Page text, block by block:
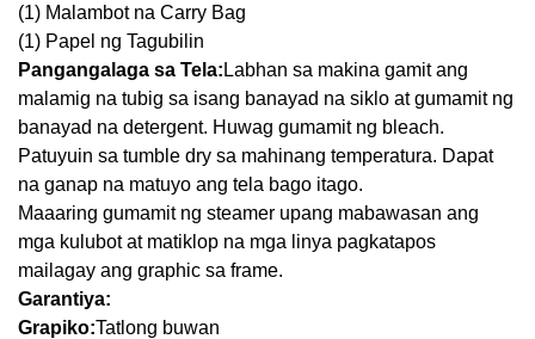
(1) Malambot na Carry Bag
(1) Papel ng Tagubilin
Pangangalaga sa Tela: Labhan sa makina gamit ang
malamig na tubig sa isang banayad na siklo at gumamit ng
banayad na detergent. Huwag gumamit ng bleach.
Patuyuin sa tumble dry sa mahinang temperatura. Dapat
na ganap na matuyo ang tela bago itago.
Maaaring gumamit ng steamer upang mabawasan ang
mga kulubot at matiklop na mga linya pagkatapos
mailagay ang graphic sa frame.
Garantiya:
Grapiko:Tatlong buwan